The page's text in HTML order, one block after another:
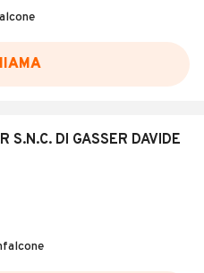
S.N.C. DI GASSER DAVIDE